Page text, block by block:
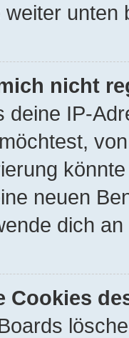
unten
nicht
deine IP-
neuen
dich
Cookies